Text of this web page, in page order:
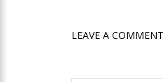
LEAVE A COMMENT